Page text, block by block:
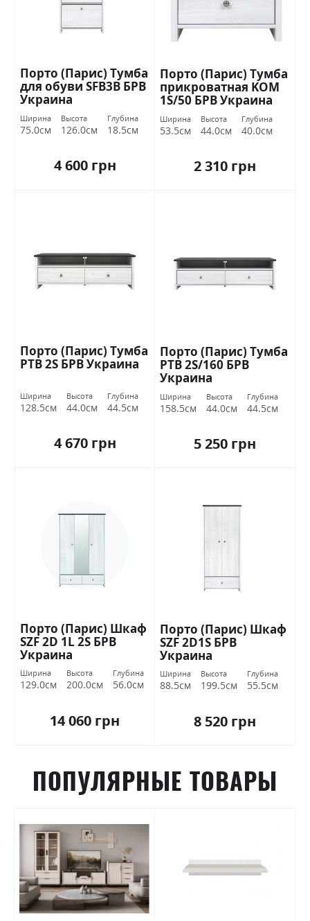
Порто (Парис) Тумба
для обуви SFB3В БРВ
Украина
Ширина
75.0см
Высота
126.0см
Глубина
18.5см
4 600 грн
Порто (Парис) Тумба
прикроватная KOM
1S/50 БРВ Украина
Ширина
53.5см
Высота
44.0см
Глубина
40.0см
2 310 грн
Порто (Парис) Тумба
РТВ 2S БРВ Украина
Ширина
128.5см
Высота
44.0см
Глубина
44.5см
4 670 грн
Порто (Парис) Тумба
РТВ 2S/160 БРВ
Украина
Ширина
158.5см
Высота
44.0см
Глубина
44.5см
5 250 грн
Порто (Парис) Шкаф
SZF 2D 1L 2S БРВ
Украина
Ширина
129.0см
Высота
200.0см
Глубина
56.0см
14 060 грн
Порто (Парис) Шкаф
SZF 2D1S БРВ
Украина
Ширина
88.5см
Высота
199.5см
Глубина
55.5см
8 520 грн
ПОПУЛЯРНЫЕ ТОВАРЫ